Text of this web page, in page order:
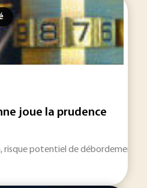
joue la prudence
potentiel de débordement